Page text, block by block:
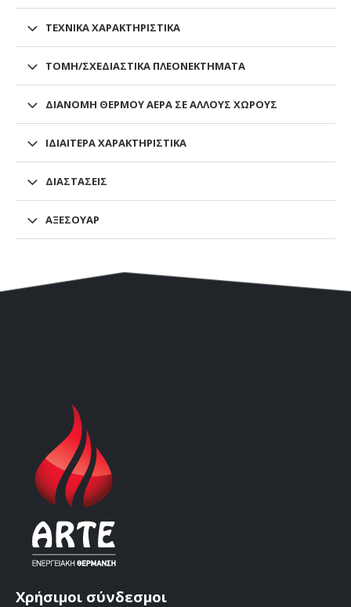
ΤΕΧΝΙΚΆ ΧΑΡΑΚΤΗΡΙΣΤΙΚΆ
ΤΟΜΉ/ΣΧΕΔΙΑΣΤΙΚΆ ΠΛΕΟΝΕΚΤΉΜΑΤΑ
ΔΙΑΝΟΜΉ ΘΕΡΜΟΎ ΑΈΡΑ ΣΕ ΆΛΛΟΥΣ ΧΏΡΟΥΣ
ΙΔΙΑΊΤΕΡΑ ΧΑΡΑΚΤΗΡΙΣΤΙΚΆ
ΔΙΑΣΤΆΣΕΙΣ
ΑΞΕΣΟΥΆΡ
Χρήσιμοι σύνδεσμοι